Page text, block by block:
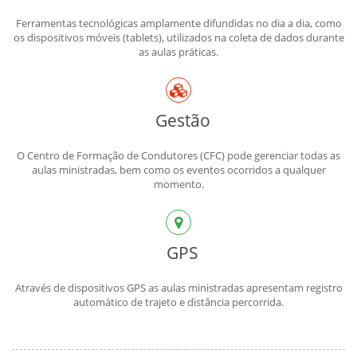
Ferramentas tecnológicas amplamente difundidas no dia a dia, como
os dispositivos móveis (tablets), utilizados na coleta de dados durante
as aulas práticas.
Gestão
O Centro de Formação de Condutores (CFC) pode gerenciar todas as
aulas ministradas, bem como os eventos ocorridos a qualquer
momento.
GPS
Através de dispositivos GPS as aulas ministradas apresentam registro
automático de trajeto e distância percorrida.